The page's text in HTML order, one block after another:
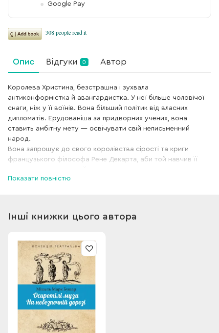
Google Pay
Опис Відгуки 0 Автор
Королева Христина, безстрашна і зухвала
антиконформістка й авангардистка. У неї більше чоловічої
снаги, ніж у її воїнів. Вона більший політик від власних
дипломатів. Ерудованіша за придворних учених, вона
ставить амбітну мету — освічувати свій неписьменний
народ.
Вона запрошує до свого королівства сірості та криги
французького філософа Рене Декарта, аби той навчив її
Але розібратися у власних почуттях їй не таланить.
Показати повністю
Інші книжки цього автора